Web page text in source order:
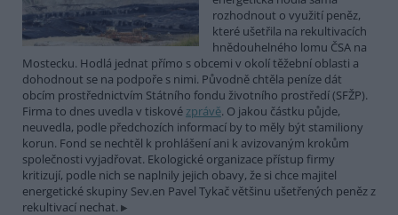
rozhodnout o využití peněz,
které ušetřila na rekultivacích
hnědouhelného lomu ČSA na
Mostecku. Hodlá jednat přímo s obcemi v okolí těžební oblasti a
dohodnout se na podpoře s nimi. Původně chtěla peníze dát
obcím prostřednictvím Státního fondu životního prostředí (SFŽP).
Firma to dnes uvedla v tiskovézprávě. O jakou částku půjde,
neuvedla, podle předchozích informací by to měly být stamiliony
korun. Fond se nechtěl k prohlášení ani k avizovaným krokům
společnosti vyjadřovat. Ekologické organizace přístup firmy
kritizují, podle nich se naplnily jejich obavy, že si chce majitel
energetické skupiny Sev.en Pavel Tykač většinu ušetřených peněz z
rekultivací nechat.